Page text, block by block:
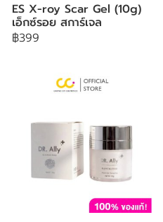
ES X-roy Scar Gel (10g)
เอ็กซ์รอย สการ์เจล
฿399